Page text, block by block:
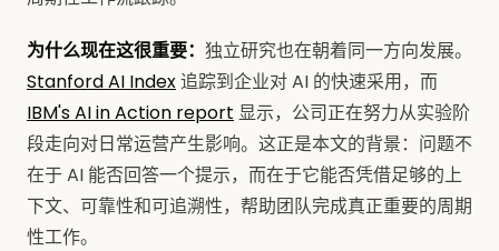
为什么现在这很重要： 独立研究也在朝着同一方向发展。
Stanford AI Index追踪到企业对 AI 的快速采用，而
IBM's AI in Action report 显示，公司正在努力从实验阶
段走向对日常运营产生影响。这正是本文的背景：问题不
在于 AI 能否回答一个提示，而在于它能否凭借足够的上
下文、可靠性和可追溯性，帮助团队完成真正重要的周期
性工作。